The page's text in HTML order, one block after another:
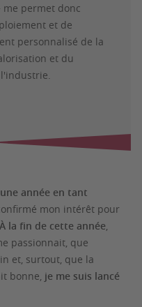
me permet donc
et de
personnalisé de la
et du
une année en tant
mon intérêt pour
À la fin de cette année,
passionnait, que
et, surtout, que la
bonne, je me suis lancé